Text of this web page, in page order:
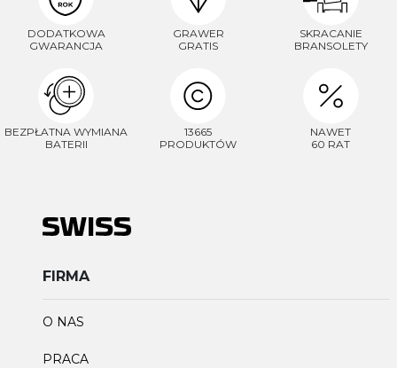
DODATKOWA
GWARANCJA
GRAWER
GRATIS
SKRACANIE
BRANSOLETY
BEZPŁATNA WYMIANA
BATERII
13665
PRODUKTÓW
NAWET
60 RAT
FIRMA
O NAS
PRACA